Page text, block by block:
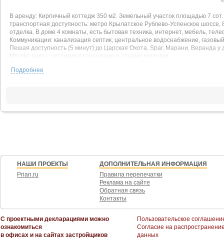
В аренду: Кирпичный коттедж 350 м2. Земельный участок площадью 7
транспортная доступность: метро Крылатское Рублево-Успенское
отделка. В доме 4 комнаты, есть бытовая техника, интернет, мебель,
Коммуникации: канализация септик, центральное водоснабжение,
Пешая доступность (5 минут) до Царская Охота, Spar, Марани, Веранда у
Москва река с детскими площадками и зонами прогулки.
Подробнее
НАШИ ПРОЕКТЫ
Prian.ru
ДОПОЛНИТЕЛЬНАЯ ИНФОРМАЦИЯ
Правила перепечатки
Реклама на сайте
Обратная связь
Контакты
С проектными декларациями можно
ознакомиться
в офисах и на сайтах застройщиков
Пользовательское
Согласие на
данных